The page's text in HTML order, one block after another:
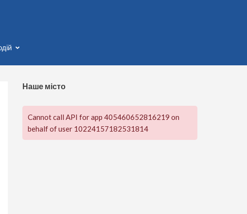
Наше місто
Cannot call API for app 405460652816219 on
behalf of user 10224157182531814